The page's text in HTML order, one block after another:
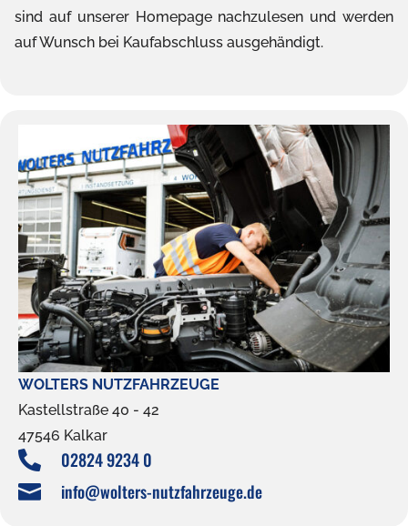
sind auf unserer Homepage nachzulesen und werden
auf Wunsch bei Kaufabschluss ausgehändigt.
WOLTERS NUTZFAHRZEUGE
Kastellstraße 40 - 42
47546 Kalkar
 02824 9234 0
 info@wolters-nutzfahrzeuge.de